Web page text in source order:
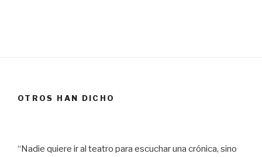
OTROS HAN DICHO
“Nadie quiere ir al teatro para escuchar una crónica, sino